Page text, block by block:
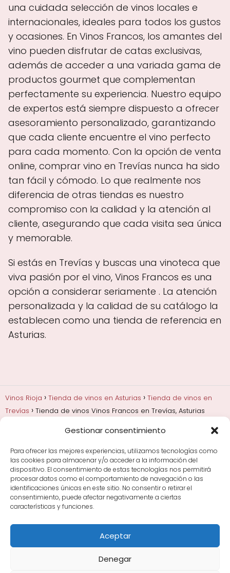
Gestionar consentimiento
Para ofrecer las mejores experiencias, utilizamos tecnologías como
las cookies para almacenar y/o acceder a la información del
dispositivo. El consentimiento de estas tecnologías nos permitirá
procesar datos como el comportamiento de navegación o las
identificaciones únicas en este sitio. No consentir o retirar el
consentimiento, puede afectar negativamente a ciertas
características y funciones.
Aceptar
Denegar
una cuidada selección de vinos locales e
internacionales, ideales para todos los gustos
y ocasiones. En Vinos Francos, los amantes del
vino pueden disfrutar de catas exclusivas,
además de acceder a una variada gama de
productos gourmet que complementan
perfectamente su experiencia. Nuestro equipo
de expertos está siempre dispuesto a ofrecer
asesoramiento personalizado, garantizando
que cada cliente encuentre el vino perfecto
para cada momento. Con la opción de venta
online, comprar vino en Trevías nunca ha sido
tan fácil y cómodo. Lo que realmente nos
diferencia de otras tiendas es nuestro
compromiso con la calidad y la atención al
cliente, asegurando que cada visita sea única
y memorable.
Si estás en Trevías y buscas una vinoteca que
viva pasión por el vino, Vinos Francos es una
opción a considerar seriamente . La atención
personalizada y la calidad de su catálogo la
establecen como una tienda de referencia en
Asturias.
Vinos Rioja Tienda de vinos en Asturias
Tienda de vinos en
Trevías
Tienda de vinos Vinos Francos en Trevías, Asturias
Añadas, crianza y guarda
Bodegas y marcas de
Comprar vino
Rioja y guías de regalo
Cultura del vino y
curiosidades
Enoturismo en Rioja
Maridajes y vino en la mesa
Tiendas de vino por
ciudades
Tipos de Rioja y clasificación
bodegas por área